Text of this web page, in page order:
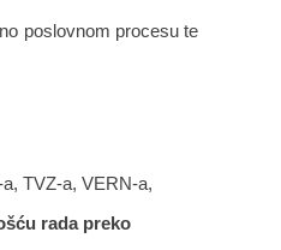
poslovnom procesu te
TVZ-a, VERN-a,
rada preko